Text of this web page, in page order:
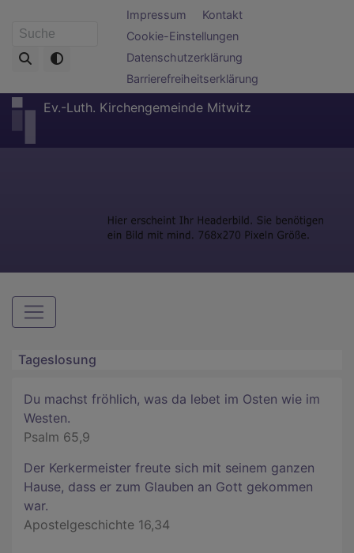
zum
Suche
Fußbereichsmenü
Impressum
Kontakt
Cookie-Einstellungen
Datenschutzerklärung
Barrierefreiheitserklärung
Ev.-Luth. Kirchengemeinde Mitwitz
Hauptnavigation
Tageslosung
Du machst fröhlich, was da lebet im Osten wie im
Westen.
Psalm 65,9
Der Kerkermeister freute sich mit seinem ganzen
Hause, dass er zum Glauben an Gott gekommen
war.
Apostelgeschichte 16,34